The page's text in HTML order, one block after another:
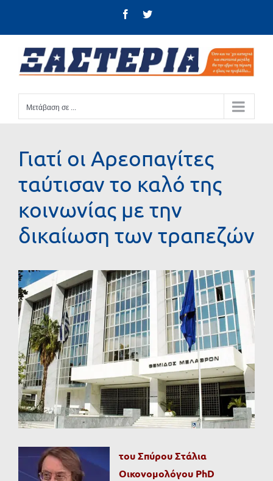
FacebookTwitter
Μετάβαση σε ...
Γιατί οι Αρεοπαγίτες
ταύτισαν το καλό της
κοινωνίας με την
δικαίωση των τραπεζών
Προβολή
μεγαλύτερης
εικόνας
του Σπύρου Στάλια
Οικονομολόγου PhD